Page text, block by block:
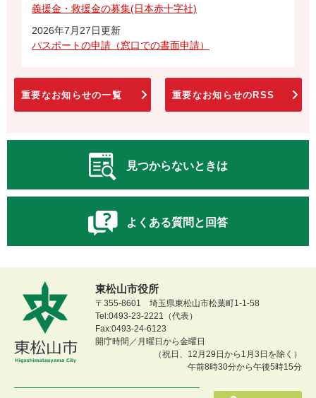
義援金・救援金の募集(日本赤十字社)
2026年7月27日更新
パスポートの申請（窓口での書面申請）
重要なお知らせの一覧 重要なお知らせのRSS
見つからないときは
よくある質問と回答
東松山市役所
〒355-8601 埼玉県東松山市松葉町1-1-58
Tel:0493-23-2221（代表）
Fax:0493-24-6123
開庁時間／月曜日から金曜日
（祝日、12月29日から1月3日を除く）
午前8時30分から午後5時15分